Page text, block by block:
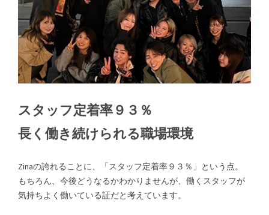
スタッフ定着率９３％
長く働き続けられる職場環境
Zinaの誇れることに、「スタッフ定着率９３％」という点。
もちろん、今後どうなるかわかりませんが、働くスタッフが
気持ちよく働いている証だと考えています。